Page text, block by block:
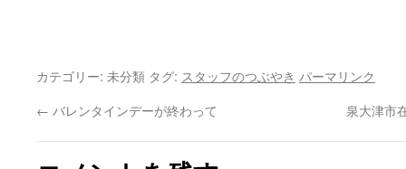
カテゴリー: 未分類 タグ: スタッフのつぶやき パーマリンク
← バレンタインデーが終わって 泉大津市